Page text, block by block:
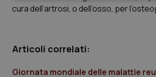
cura dell’artrosi, o dell’osso, per
Articoli correlati:
Giornata mondiale delle malattie
Necessari Statistici